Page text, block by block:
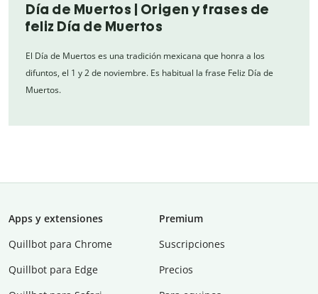
Día de Muertos | Origen y frases de
feliz Día de Muertos
El Día de Muertos es una tradición mexicana que honra a los
difuntos, el 1 y 2 de noviembre. Es habitual la frase Feliz Día de
Muertos.
Apps y extensiones
Quillbot para Chrome
Quillbot para Edge
Premium
Suscripciones
Precios